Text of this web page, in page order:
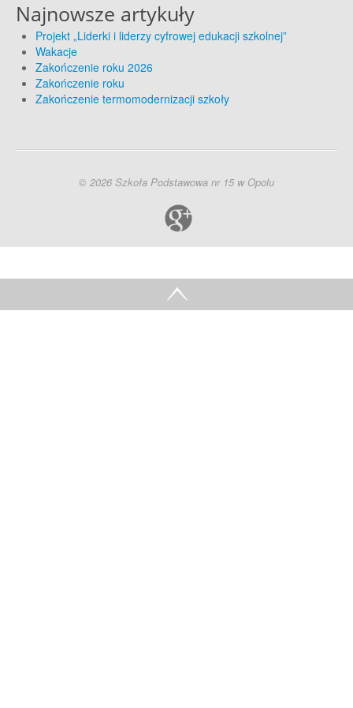
Najnowsze artykuły
Projekt „Liderki i liderzy cyfrowej edukacji szkolnej”
Wakacje
Zakończenie roku 2026
Zakończenie roku
Zakończenie termomodernizacji szkoły
© 2026 Szkoła Podstawowa nr 15 w Opolu